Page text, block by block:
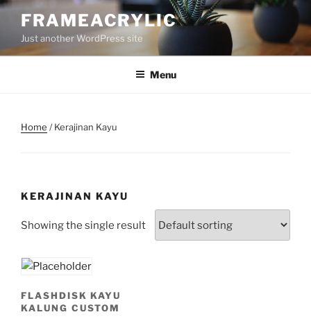
Skip
content
FRAMEACRYLIC
Just another WordPress site
Menu
Home / Kerajinan Kayu
KERAJINAN KAYU
Showing the single result
FLASHDISK KAYU
KALUNG CUSTOM